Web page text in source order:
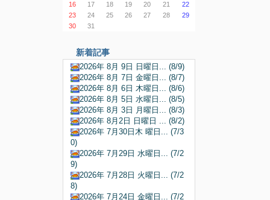
16
17 18 19 20 21
22
23
24 25 26 27 28
29
30
31
新着記事
2026年 8月 9日 日曜日... (8/9)
2026年 8月 7日 金曜日... (8/7)
2026年 8月 6日 木曜日... (8/6)
2026年 8月 5日 水曜日... (8/5)
2026年 8月 3日 月曜日... (8/3)
2026年 8月2日 日曜日 ... (8/2)
2026年 7月30日木 曜日... (7/3
0)
2026年 7月29日 水曜日... (7/2
9)
2026年 7月28日 火曜日... (7/2
8)
2026年 7月24日 金曜日... (7/2